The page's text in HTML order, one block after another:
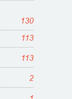
130
113
113
2